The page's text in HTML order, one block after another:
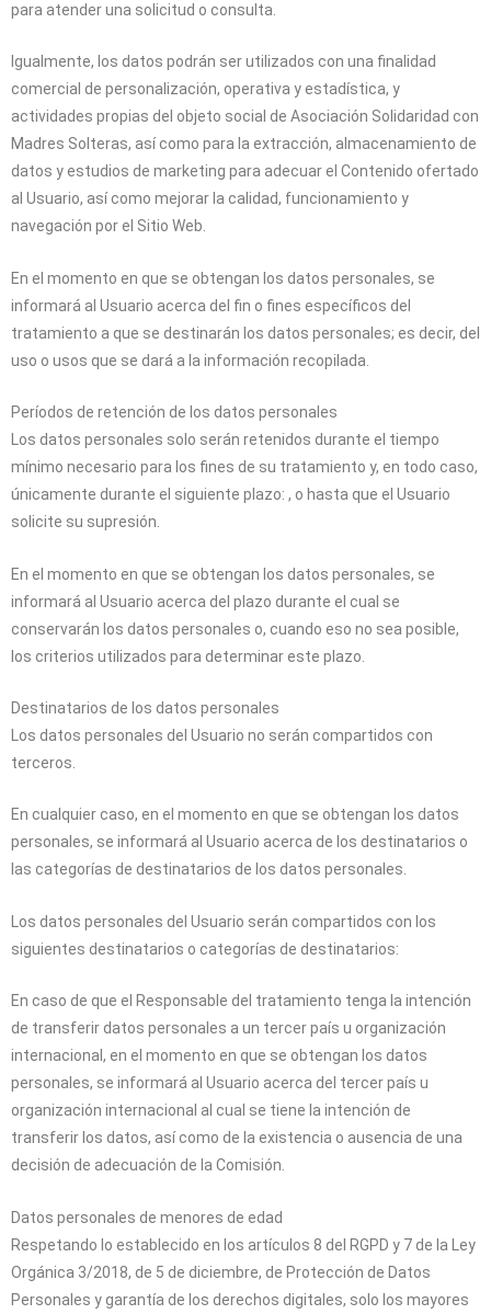
para atender una solicitud o consulta.
Igualmente, los datos podrán ser utilizados con una finalidad
comercial de personalización, operativa y estadística, y
actividades propias del objeto social de Asociación Solidaridad con
Madres Solteras, así como para la extracción, almacenamiento de
datos y estudios de marketing para adecuar el Contenido ofertado
al Usuario, así como mejorar la calidad, funcionamiento y
navegación por el Sitio Web.
En el momento en que se obtengan los datos personales, se
informará al Usuario acerca del fin o fines específicos del
tratamiento a que se destinarán los datos personales; es decir, del
uso o usos que se dará a la información recopilada.
Períodos de retención de los datos personales
Los datos personales solo serán retenidos durante el tiempo
mínimo necesario para los fines de su tratamiento y, en todo caso,
únicamente durante el siguiente plazo: , o hasta que el Usuario
solicite su supresión.
En el momento en que se obtengan los datos personales, se
informará al Usuario acerca del plazo durante el cual se
conservarán los datos personales o, cuando eso no sea posible,
los criterios utilizados para determinar este plazo.
Destinatarios de los datos personales
Los datos personales del Usuario no serán compartidos con
terceros.
En cualquier caso, en el momento en que se obtengan los datos
personales, se informará al Usuario acerca de los destinatarios o
las categorías de destinatarios de los datos personales.
Los datos personales del Usuario serán compartidos con los
siguientes destinatarios o categorías de destinatarios:
En caso de que el Responsable del tratamiento tenga la intención
de transferir datos personales a un tercer país u organización
internacional, en el momento en que se obtengan los datos
personales, se informará al Usuario acerca del tercer país u
organización internacional al cual se tiene la intención de
transferir los datos, así como de la existencia o ausencia de una
decisión de adecuación de la Comisión.
Datos personales de menores de edad
Respetando lo establecido en los artículos 8 del RGPD y 7 de la Ley
Orgánica 3/2018, de 5 de diciembre, de Protección de Datos
Personales y garantía de los derechos digitales, solo los mayores